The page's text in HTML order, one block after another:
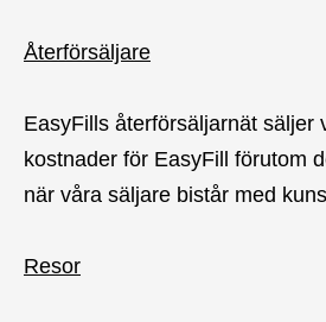
Återförsäljare
EasyFills återförsäljarnät säljer
kostnader för EasyFill förutom
när våra säljare bistår med
Resor